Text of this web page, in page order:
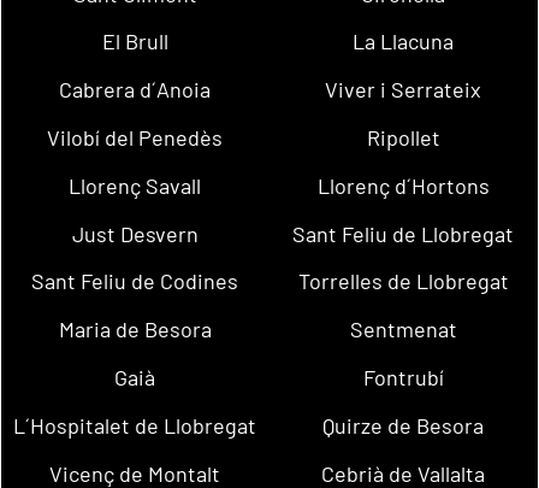
El Brull
La Llacuna
Cabrera d´Anoia
Viver i Serrateix
Vilobí del Penedès
Ripollet
Llorenç Savall
Llorenç d´Hortons
Just Desvern
Sant Feliu de Llobregat
Sant Feliu de Codines
Torrelles de Llobregat
Maria de Besora
Sentmenat
Gaià
Fontrubí
L´Hospitalet de Llobregat
Quirze de Besora
Vicenç de Montalt
Cebrià de Vallalta